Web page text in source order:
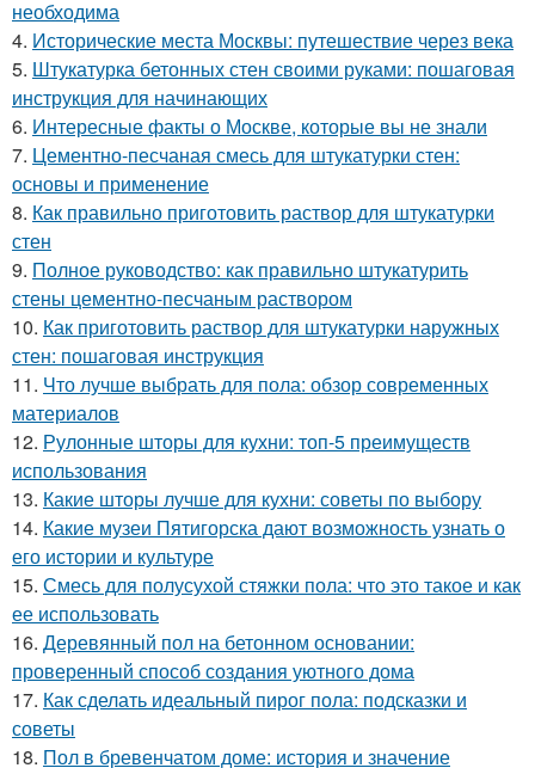
необходима
4. Исторические места Москвы: путешествие через века
5. Штукатурка бетонных стен своими руками: пошаговая
инструкция для начинающих
6. Интересные факты о Москве, которые вы не знали
7. Цементно-песчаная смесь для штукатурки стен:
основы и применение
8. Как правильно приготовить раствор для штукатурки
стен
9. Полное руководство: как правильно штукатурить
стены цементно-песчаным раствором
10. Как приготовить раствор для штукатурки наружных
стен: пошаговая инструкция
11. Что лучше выбрать для пола: обзор современных
материалов
12. Рулонные шторы для кухни: топ-5 преимуществ
использования
13. Какие шторы лучше для кухни: советы по выбору
14. Какие музеи Пятигорска дают возможность узнать о
его истории и культуре
15. Смесь для полусухой стяжки пола: что это такое и как
ее использовать
16. Деревянный пол на бетонном основании:
проверенный способ создания уютного дома
17. Как сделать идеальный пирог пола: подсказки и
советы
18. Пол в бревенчатом доме: история и значение